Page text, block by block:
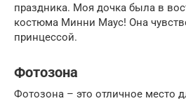
праздника. Моя дочка была в
костюма Минни Маус! Она
принцессой.
Фотозона
Фотозона – это отличное место